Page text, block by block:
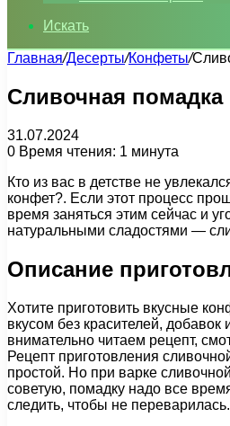
Искать
Главная/Десерты/Конфеты/
Сливочная помадка
31.07.2024
0 Время чтения: 1 минута
Кто из вас в детстве не
конфет?. Если этот процесс
время заняться этим сейчас и
натуральными сладостями —
Описание
Хотите приготовить вкусные
вкусом без красителей, добавок
внимательно читаем рецепт,
Рецепт приготовления
простой. Но при варке
советую, помадку надо все
следить, чтобы не переварилась.